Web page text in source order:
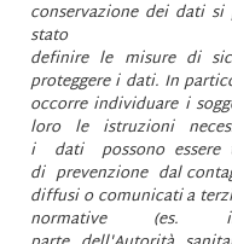
conservazione dei dati
stato
definire le misure di
proteggere i dati. In
occorre individuare i
loro le istruzioni
i dati possono essere
di prevenzione dal
diffusi o comunicati a
normative (es.